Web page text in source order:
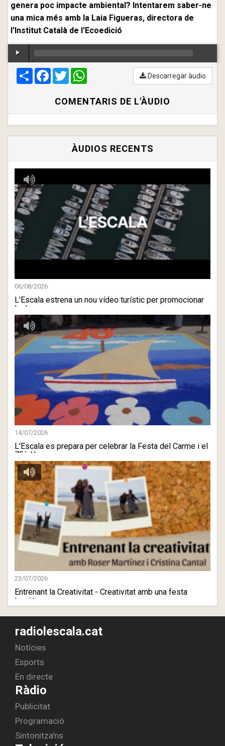
genera poc impacte ambiental? Intentarem saber-ne
una mica més amb la Laia Figueras, directora de
l'Institut Català de l'Ecoedició
00:00/ 00:00
CompartirFacebook
Twitter Descarregar àudio
COMENTARIS DE L'ÀUDIO
ÀUDIOS RECENTS
06/08/2026
L'Escala estrena un nou vídeo turístic per promocionar
la des ...
14/07/2026
L'Escala es prepara per celebrar la Festa del Carme i el
75è H ...
23/07/2026
Entrenant la Creativitat - Creativitat amb una festa
temàtica
radiolescala.cat
Notícies
Esports
En directe
Ràdio
Publicitat
Programació
Sintonitza'ns